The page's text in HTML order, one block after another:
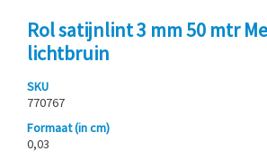
Rol satijnlint 3 mm 50 mtr
lichtbruin
SKU
770767
Formaat (in cm)
0,03